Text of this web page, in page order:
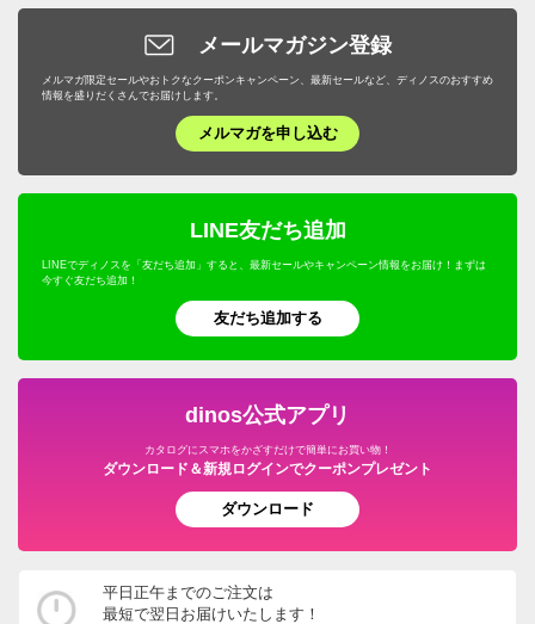
メールマガジン登録
メルマガ限定セールやおトクなクーポンキャンペーン、最新セールなど、ディノスのおすすめ
情報を盛りだくさんでお届けします。
メルマガを申し込む
LINE友だち追加
LINEでディノスを「友だち追加」すると、最新セールやキャンペーン情報をお届け！まずは
今すぐ友だち追加！
友だち追加する
dinos公式アプリ
カタログにスマホをかざすだけで簡単にお買い物！
ダウンロード＆新規ログインでクーポンプレゼント
ダウンロード
平日正午までのご注文は
最短で翌日お届けいたします！